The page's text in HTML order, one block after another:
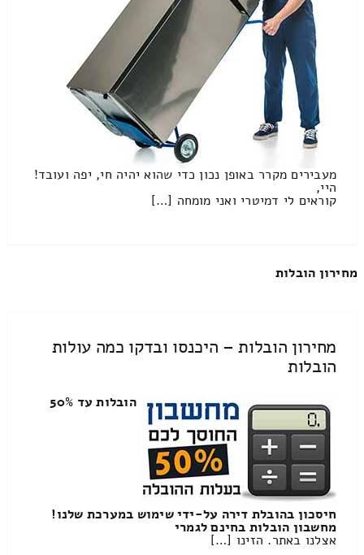
מעבירים מקרר באופן נכון כדי שהוא יהיה חי, יפה ועובד!
היי,
קוראים לי דמיטרי ואני מומחה […]
מחירון הובלות
מחירון הובלות – היכנסו ובדקו כמה עולות
הובלות
הובלות עד 50%
חיסכון בהובלת דירה על-ידי שימוש במערכת שלנו!
מחשבון הובלות בחינם לגמרי
אצלנו באתר. הזינו […]